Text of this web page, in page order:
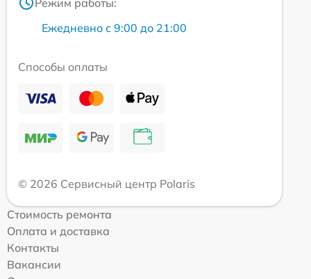
Режим работы:
Ежедневно с 9:00 до 21:00
Способы оплаты
© 2026 Сервисный центр Polaris
Стоимость ремонта
Оплата и доставка
Контакты
Вакансии